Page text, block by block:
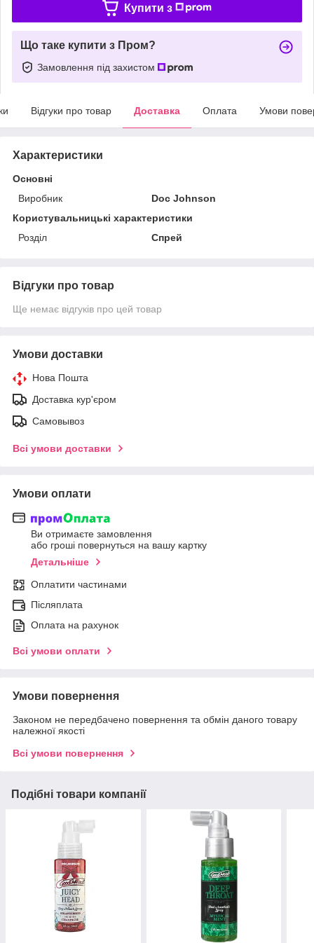
Купити з
Що таке купити з Пром?
Замовлення під захистом
Відгуки про товар Доставка Оплата Умови
Характеристики
Основні
Виробник
Doc Johnson
Користувальницькі характеристики
Розділ
Спрей
Відгуки про товар
Ще немає відгуків про цей товар
Умови доставки
Нова Пошта
Доставка кур'єром
Самовывоз
Всі умови доставки
Умови оплати
Ви отримаєте замовлення
або гроші повернуться на вашу картку
Детальніше
Оплатити частинами
Післяплата
Оплата на рахунок
Всі умови оплати
Умови повернення
Законом не передбачено повернення та обмін даного товару
належної якості
Всі умови повернення
Подібні товари компанії